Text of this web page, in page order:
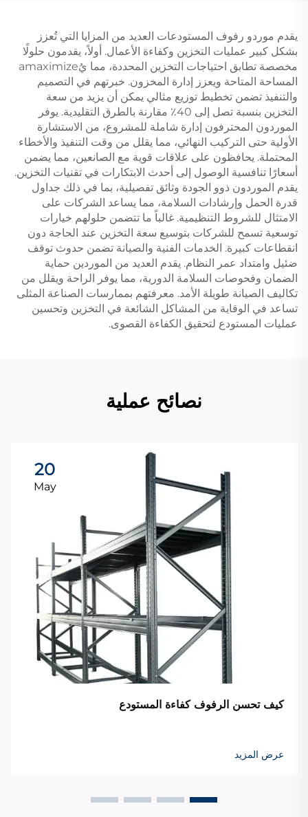
يقدم موردو رفوف المستودعات العديد من المزايا التي تُعزز
بشكل كبير عمليات التخزين وكفاءة الأعمال. أولاً، يقدمون حلولًا
مخصصة تطابق احتياجات التخزين المحددة، مما يُamaximize
المساحة المتاحة ويعزز إدارة المخزون. خبرتهم في التصميم
والتنفيذ تضمن تخطيط توزيع مثالي يمكن أن يزيد من سعة
التخزين بنسبة تصل إلى 40٪ مقارنة بالطرق التقليدية. يوفر
الموردون المحترفون إدارة شاملة للمشروع، من الاستشارة
الأولية حتى التركيب النهائي، مما يقلل من وقت التنفيذ والأخطاء
المحتملة. يحافظون على علاقات قوية مع الصانعين، مما يضمن
أسعارًا تنافسية الوصول إلى أحدث الابتكارات في تقنيات التخزين.
يقدم الموردون ذوو الجودة وثائق تفصيلية، بما في ذلك جداول
قدرة الحمل وإرشادات السلامة، مما يساعد الشركات على
الامتثال للشروط التنظيمية. غالباً ما تتضمن حلولهم خيارات
توسعية تسمح للشركات بتوسيع سعة التخزين عند الحاجة دون
انقطاعات كبيرة. الخدمات الفنية والصيانة تضمن حدوث توقف
ضئيل وامتداد عمر النظام. يقدم العديد من الموردين حماية
الضمان وفحوصات السلامة الدورية، مما يوفر الراحة ويقلل من
تكاليف الصيانة طويلة الأمد. معرفتهم بممارسات الصناعة المثلى
تساعد في الوقاية من المشاكل الشائعة في التخزين وتحسين
عمليات المستودع لتحقيق الكفاءة القصوى.
نصائح عملية
20
May
كيف تحسن الرفوف كفاءة المستودع
عرض المزيد